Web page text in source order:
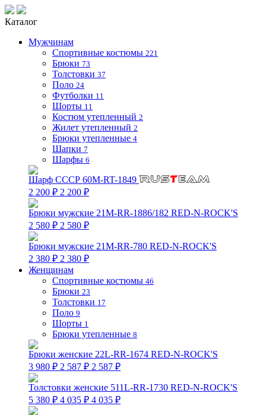
Каталог
Мужчинам
Спортивные костюмы 221
Брюки 73
Толстовки 37
Поло 24
Футболки 11
Шорты 11
Костюм утепленный 2
Жилет утепленный 2
Брюки утепленные 4
Шапки 7
Шарфы 6
Шарф СССР 60M-RT-1849
2 200 ₽ 2 200 ₽
Брюки мужские 21M-RR-1886/182 RED-N-ROCK'S
2 580 ₽ 2 580 ₽
Брюки мужские 21M-RR-780 RED-N-ROCK'S
2 380 ₽ 2 380 ₽
Женщинам
Спортивные костюмы 46
Брюки 23
Толстовки 17
Поло 9
Шорты 1
Брюки утепленные 8
Брюки женские 22L-RR-1674 RED-N-ROCK'S
3 980 ₽ 2 587 ₽ 2 587 ₽
Толстовки женские 511L-RR-1730 RED-N-ROCK'S
5 380 ₽ 4 035 ₽ 4 035 ₽